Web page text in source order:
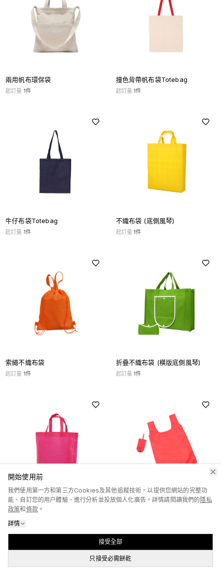
兩用帆布環保袋
起訂量 1件
撞色背帶帆布袋Totebag
起訂量 1件
牛仔布袋Totebag
起訂量 1件
不織布袋 (底側風琴)
起訂量 1件
索繩不織布袋
起訂量 1件
折疊不織布袋 (橫版底側風琴)
起訂量 1件
不織布袋 (底風琴) 折疊尼龍環保袋 (掛鉤款)
開始使用前
我們使用第一方和第三方Cookies及其他追蹤技術，以提供您網站的完整功
能、自訂您的用户體驗、進行分析並投放個人化廣告。詳情請閱讀我們的 隱私
政策和 條款。
詳情
接受全部
只接受必需餅乾